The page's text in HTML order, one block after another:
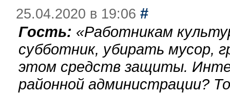
25.04.2020 в 19:06 #
Гость: «Работникам
субботник, убирать мусор,
этом средств защиты.
районной администрации?